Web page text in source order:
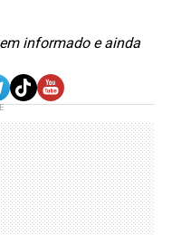
informado e ainda